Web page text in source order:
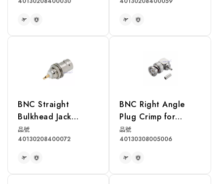
Receptacle
Jack
Receptacle(front
BNC Straight
Bulkhead Jack
Receptacle
品號
40130208400072
BNC Right Angle
Plug Crimp for
RG174, RG316,
RG188, LMR100A
Cable
品號
40130308005006